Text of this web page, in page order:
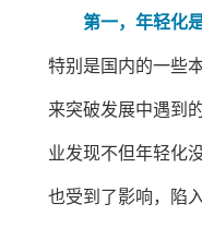
第一，年轻化
特别是国内的一些
来突破发展中遇到
业发现不但年轻化
也受到了影响，陷